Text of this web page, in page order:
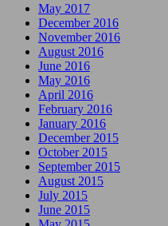
May 2017
December 2016
November 2016
August 2016
June 2016
May 2016
April 2016
February 2016
January 2016
December 2015
October 2015
September 2015
August 2015
July 2015
June 2015